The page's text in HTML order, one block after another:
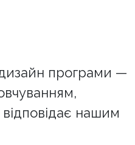
дизайн програми —
нашим